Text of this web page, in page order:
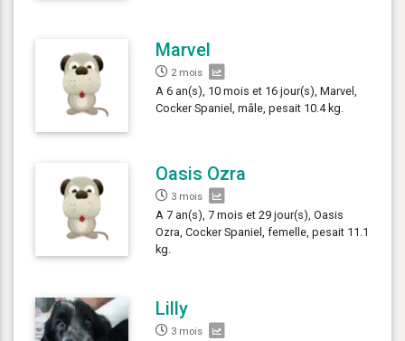
Marvel
2 mois
A 6 an(s), 10 mois et 16 jour(s), Marvel,
Cocker Spaniel, mâle, pesait 10.4 kg.
Oasis Ozra
3 mois
A 7 an(s), 7 mois et 29 jour(s), Oasis
Ozra, Cocker Spaniel, femelle, pesait 11.1
kg.
Lilly
3 mois